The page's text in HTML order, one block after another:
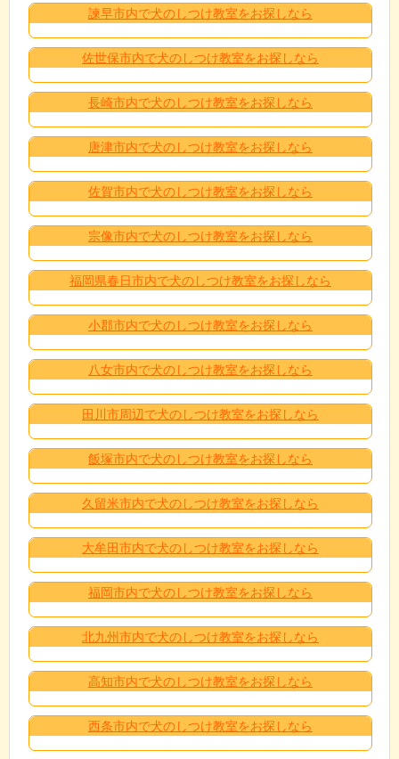
諫早市内で犬のしつけ教室をお探しなら
佐世保市内で犬のしつけ教室をお探しなら
長崎市内で犬のしつけ教室をお探しなら
唐津市内で犬のしつけ教室をお探しなら
佐賀市内で犬のしつけ教室をお探しなら
宗像市内で犬のしつけ教室をお探しなら
福岡県春日市内で犬のしつけ教室をお探しなら
小郡市内で犬のしつけ教室をお探しなら
八女市内で犬のしつけ教室をお探しなら
田川市周辺で犬のしつけ教室をお探しなら
飯塚市内で犬のしつけ教室をお探しなら
久留米市内で犬のしつけ教室をお探しなら
大牟田市内で犬のしつけ教室をお探しなら
福岡市内で犬のしつけ教室をお探しなら
北九州市内で犬のしつけ教室をお探しなら
高知市内で犬のしつけ教室をお探しなら
西条市内で犬のしつけ教室をお探しなら